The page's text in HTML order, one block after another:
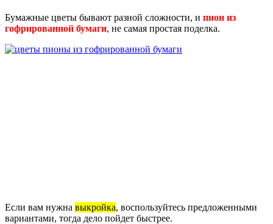
Бумажные цветы бывают разной сложности, и пион из
гофрированной бумаги, не самая простая поделка.
Если вам нужна выкройка, воспользуйтесь предложенными
вариантами, тогда дело пойдет быстрее.